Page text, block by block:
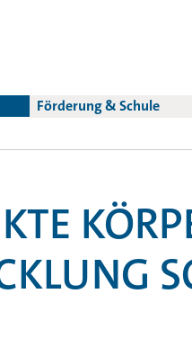
Förderung & Schule